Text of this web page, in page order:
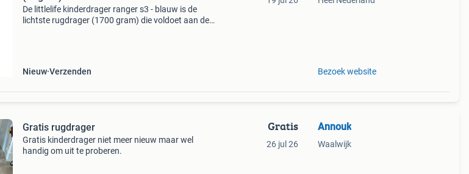
De littlelife kinderdrager ranger s3 - blauw is de
lichtste rugdrager (1700 gram) die voldoet aan de
Nieuw Verzenden Bezoek website
Gratis rugdrager
Gratis kinderdrager niet meer nieuw maar wel
handig om uit te proberen.
Gratis
26 jul 26
Annouk
Waalwijk